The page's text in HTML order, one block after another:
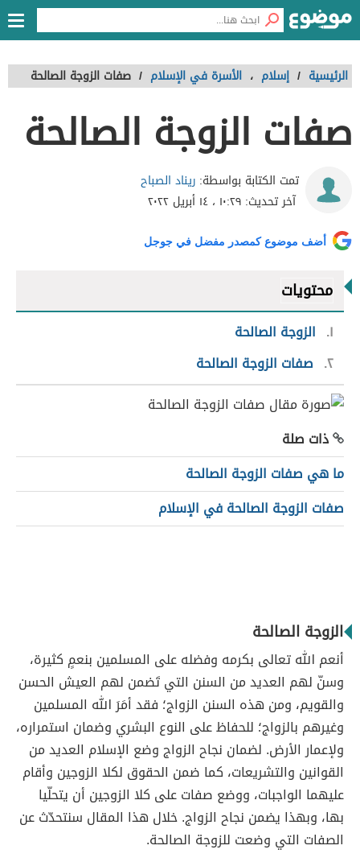
الرئيسية / إسلام ، الأسرة في الإسلام / صفات الزوجة الصالحة
صفات الزوجة الصالحة
تمت الكتابة بواسطة: ريناد الصباح
آخر تحديث: ١٠:٢٩ ، ١٤ أبريل ٢٠٢٢
أضف موضوع كمصدر مفضل في جوجل
محتويات
١
الزوجة الصالحة
٢ صفات الزوجة الصالحة
ذات صلة
ما هي صفات الزوجة الصالحة
صفات الزوجة الصالحة في الإسلام
الزوجة الصالحة
أنعم الله تعالى بكرمه وفضله على المسلمين بنعمٍ كثيرة،
وسنّ لهم العديد من السنن التي تَضمن لهم العيش الحسن
والقويم، ومن هذه السنن الزواج؛ فقد أمَرَ الله المسلمين
وغيرهم بالزواج؛ للحفاظ على النوع البشري وضمان استمراره،
ولإعمار الأرض. لضمان نجاح الزواج وضع الإسلام العديد من
القوانين والتشريعات، كما ضمن الحقوق لكلا الزوجين وأقام
عليهما الواجبات، ووضع صفات على كلا الزوجين أن يتحلّيا
بها، وبهذا يضمن نجاح الزواج. خلال هذا المقال سنتحدّث عن
الصفات التي وضعت للزوجة الصالحة.